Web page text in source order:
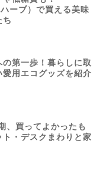
ーブ）で買える美味
ち
の第一歩！暮らしに取
愛用エコグッズを紹介
、買ってよかったも
ト・デスクまわりと家